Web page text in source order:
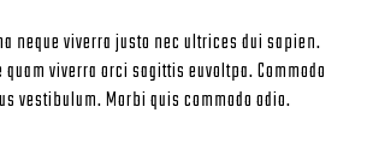
neque viverra justo nec ultrices dui sapien.
viverra orci sagittis euvoltpa. Commodo
vestibulum. Morbi quis commodo odio.